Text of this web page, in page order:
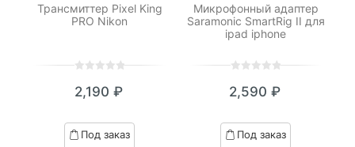
Трансмиттер Pixel King
PRO Nikon
out
based
on
2,190 ₽
Под заказ
Микрофонный адаптер
Saramonic SmartRig II для
ipad iphone
out
based
on
2,590 ₽
Под заказ